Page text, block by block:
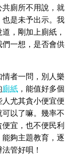
廁所不用說，就
是未予出示。我
，剛加上廁紙，
一想，是否會供
者一問，別人樂
廁紙 ，能值好多個
尤其貪小便宜便
以了嘛。幾率不
宜，也不便民利
夠主題教育，逐
管好唄！